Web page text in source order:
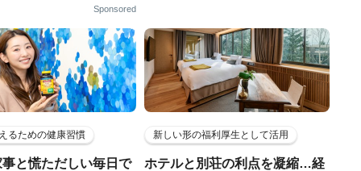
Sponsored
るための健康習慣
と慌ただしい毎日で
新しい形の福利厚生として活用
ホテルと別荘の利点を凝縮…経